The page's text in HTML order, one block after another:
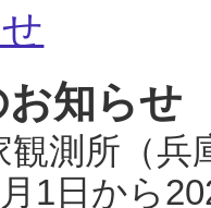
知らせ
測所（
1日から